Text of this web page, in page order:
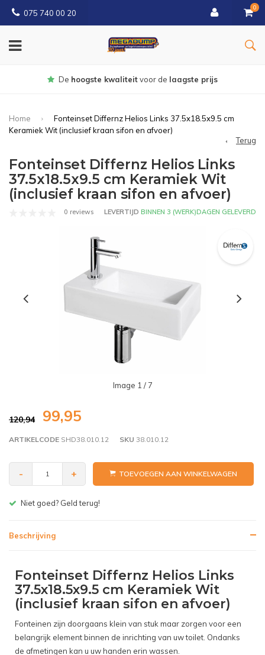
075 740 00 20
0
Gratisbezorgd vanaf € 150
Home
Fonteinset Differnz Helios Links 37.5x18.5x9.5 cm
Keramiek Wit (inclusief kraan sifon en afvoer)
Terug
Fonteinset Differnz Helios Links
37.5x18.5x9.5 cm Keramiek Wit
(inclusief kraan sifon en afvoer)
0 reviews LEVERTIJD BINNEN 3 (WERK)DAGEN GELEVERD
Image 1 / 7
120,94 99,95
ARTIKELCODE SHD38.010.12 SKU 38.010.12
- + TOEVOEGEN AAN WINKELWAGEN
Gratis bezorgen v.a. € 150,- (NL)
Beschrijving
Fonteinset Differnz Helios Links
37.5x18.5x9.5 cm Keramiek Wit
(inclusief kraan sifon en afvoer)
Fonteinen zijn doorgaans klein van stuk maar zorgen voor een
belangrijk element binnen de inrichting van uw toilet. Ondanks
de afmetingen kan u uw handen erin wassen.